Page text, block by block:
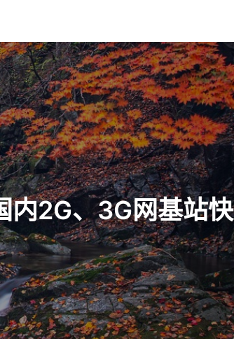
内2G、3G网基站快